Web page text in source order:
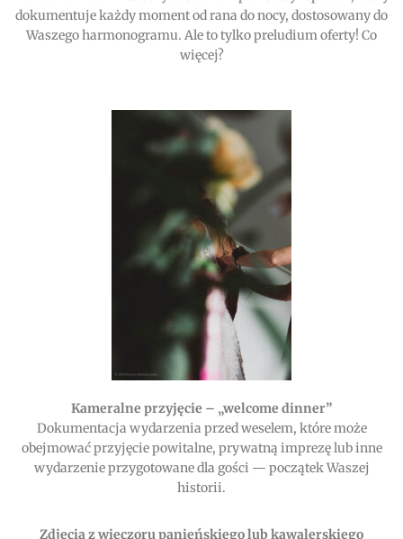
dokumentuje każdy moment od rana do nocy, dostosowany do
Waszego harmonogramu. Ale to tylko preludium oferty! Co
więcej?
Kameralne przyjęcie – „welcome dinner”
Dokumentacja wydarzenia przed weselem, które może
obejmować przyjęcie powitalne, prywatną imprezę lub inne
wydarzenie przygotowane dla gości — początek Waszej
historii.
Zdjęcia z wieczoru panieńskiego lub kawalerskiego